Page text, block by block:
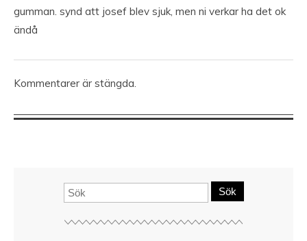
gumman. synd att josef blev sjuk, men ni verkar ha det ok
ändå
Kommentarer är stängda.
Sök